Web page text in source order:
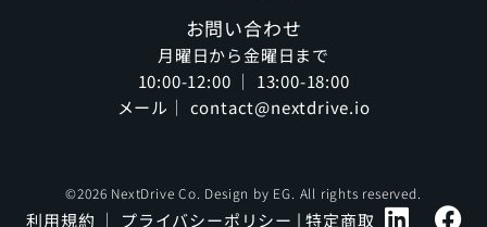
お問い合わせ
月曜日から金曜日まで
10:00-12:00 ｜ 13:00-18:00
メール｜ contact@nextdrive.io
©2026 NextDrive Co. Design by EG . All rights reserved.
利用規約 ｜ プライバシーポリシー |特定商取